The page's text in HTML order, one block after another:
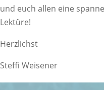
und euch allen eine
Lektüre!
Herzlichst
Steffi Weisener